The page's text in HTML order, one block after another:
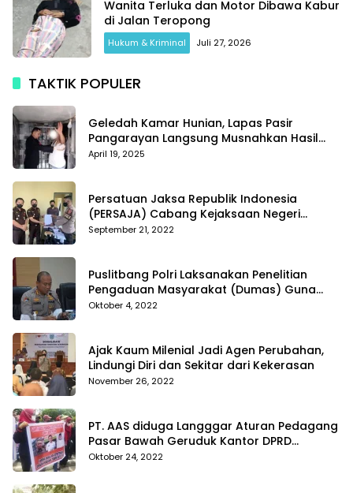
Wanita Terluka dan Motor Dibawa Kabur
di Jalan Teropong
Hukum & Kriminal Juli 27, 2026
TAKTIK POPULER
Geledah Kamar Hunian, Lapas Pasir
Pangarayan Langsung Musnahkan Hasil
Temuan
April 19, 2025
Persatuan Jaksa Republik Indonesia
(PERSAJA) Cabang Kejaksaan Negeri
Tanggamus resmi melaporkan Alvin Lim ke
September 21, 2022
Puslitbang Polri Laksanakan Penelitian
Pengaduan Masyarakat (Dumas) Guna
Meningkatkan Profesionalisme Personil Polri
Oktober 4, 2022
Ajak Kaum Milenial Jadi Agen Perubahan,
Lindungi Diri dan Sekitar dari Kekerasan
November 26, 2022
PT. AAS diduga Langggar Aturan Pedagang
Pasar Bawah Geruduk Kantor DPRD
Pekanbaru
Oktober 24, 2022